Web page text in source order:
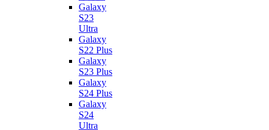
Galaxy
S23
Ultra
Galaxy
S22 Plus
Galaxy
S23 Plus
Galaxy
S24 Plus
Galaxy
S24
Ultra